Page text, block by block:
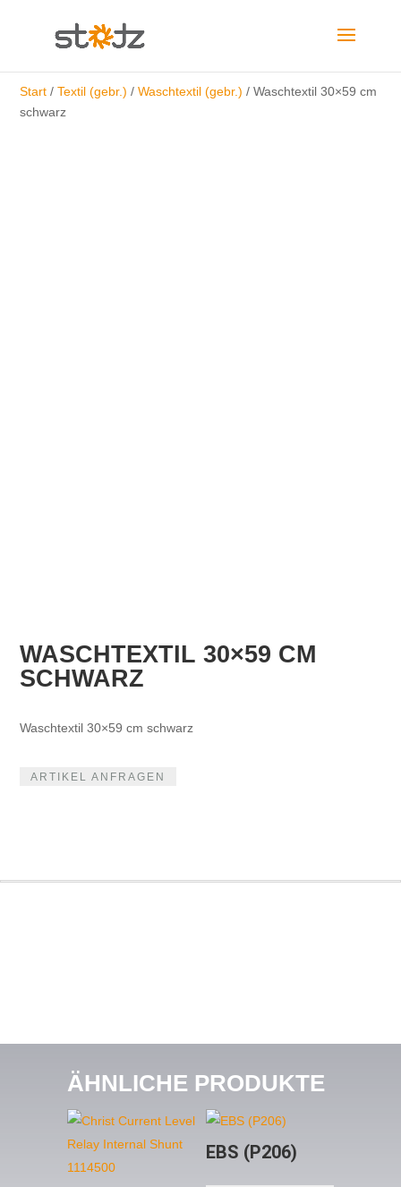
Start /Textil (gebr.) /Waschtextil (gebr.) / Waschtextil 30×59 cm
schwarz
WASCHTEXTIL 30×59 CM
SCHWARZ
Waschtextil 30×59 cm schwarz
ARTIKEL ANFRAGEN
ÄHNLICHE PRODUKTE
EBS (P206)